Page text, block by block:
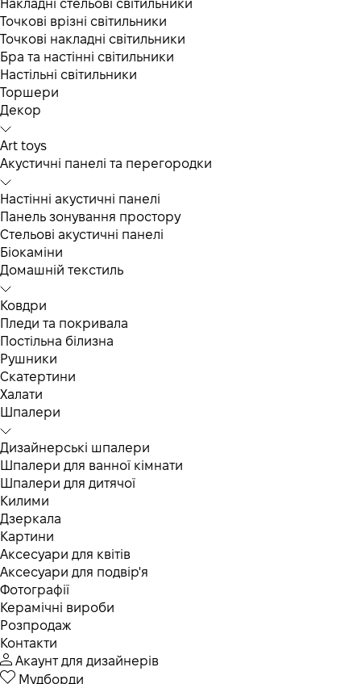
Накладні стельові світильники
Точкові врізні світильники
Точкові накладні світильники
Бра та настінні світильники
Настільні світильники
Торшери
Декор
Art toys
Акустичні панелі та перегородки
Настінні акустичні панелі
Панель зонування простору
Стельові акустичні панелі
Біокаміни
Домашній текстиль
Ковдри
Пледи та покривала
Постільна білизна
Рушники
Скатертини
Халати
Шпалери
Дизайнерські шпалери
Шпалери для ванної кімнати
Шпалери для дитячої
Килими
Дзеркала
Картини
Аксесуари для квітів
Аксесуари для подвір'я
Фотографії
Керамічні вироби
Розпродаж
Контакти
Акаунт для дизайнерів
Мудборди